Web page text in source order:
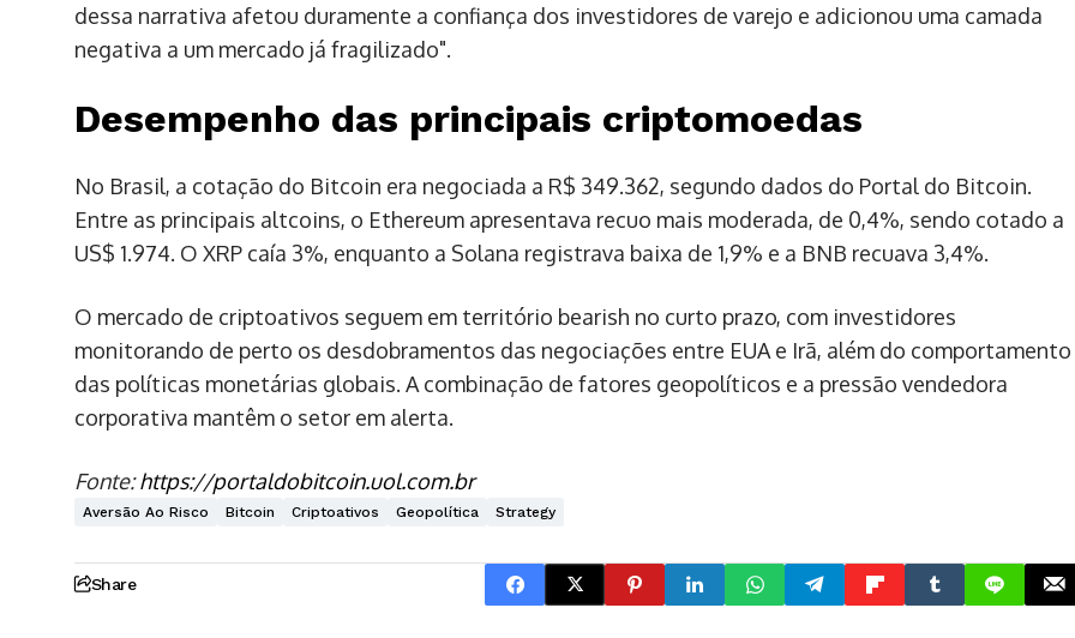
dessa narrativa afetou duramente a confiança dos investidores de varejo e adicionou uma camada
negativa a um mercado já fragilizado".
Desempenho das principais criptomoedas
No Brasil, a cotação do Bitcoin era negociada a R$ 349.362, segundo dados do Portal do Bitcoin.
Entre as principais altcoins, o Ethereum apresentava recuo mais moderada, de 0,4%, sendo cotado a
US$ 1.974. O XRP caía 3%, enquanto a Solana registrava baixa de 1,9% e a BNB recuava 3,4%.
O mercado de criptoativos seguem em território bearish no curto prazo, com investidores
monitorando de perto os desdobramentos das negociações entre EUA e Irã, além do comportamento
das políticas monetárias globais. A combinação de fatores geopolíticos e a pressão vendedora
corporativa mantêm o setor em alerta.
Fonte:https://portaldobitcoin.uol.com.br
Aversão Ao Risco Bitcoin Criptoativos Geopolítica Strategy
Share